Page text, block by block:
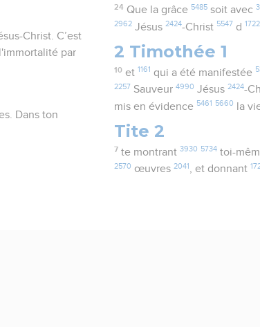
Christ. C’est
par
Dans ton
24 Que la grâce 5485soit avec
2962 Jésus2424-Christ 5547 d 1722
2 Timothée 1
10 et 1161 qui a été manifestée
2257 Sauveur4990 Jésus2424-
mis en évidence 5461 5660 la
Tite 2
7 te montrant 3930 5734toi-
2570 œuvres2041, et donnant